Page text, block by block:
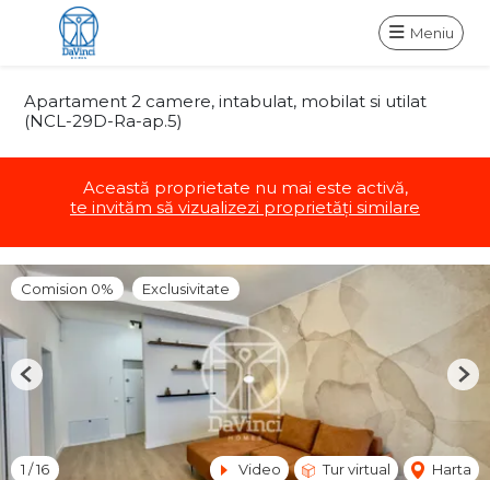
Meniu
Apartament 2 camere, intabulat, mobilat si utilat
(NCL-29D-Ra-ap.5)
Această proprietate nu mai este activă,
te invităm să vizualizezi proprietăți similare
Comision 0% Exclusivitate
1 /16 Video Tur virtual Harta
Previous